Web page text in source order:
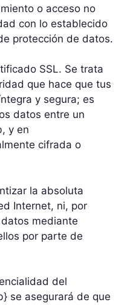
o acceso no
con lo establecido
protección de datos.
SSL. Se trata
que hace que tus
y segura; es
datos entre un
y en
cifrada o
la absoluta
Internet, ni, por
mediante
por parte de
del
se asegurará de que